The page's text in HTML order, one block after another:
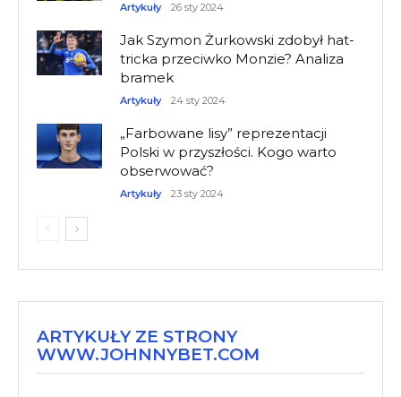
Artykuły 26 sty 2024
Jak Szymon Żurkowski zdobył hat-
tricka przeciwko Monzie? Analiza
bramek
Artykuły 24 sty 2024
„Farbowane lisy” reprezentacji
Polski w przyszłości. Kogo warto
obserwować?
Artykuły 23 sty 2024
ARTYKUŁY ZE STRONY
WWW.JOHNNYBET.COM